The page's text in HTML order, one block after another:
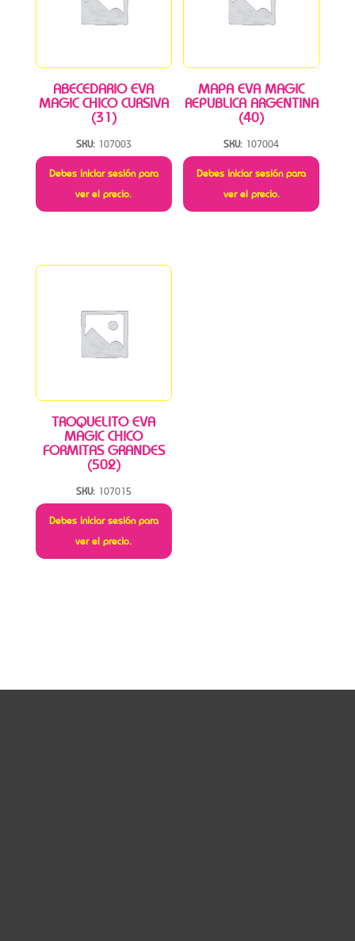
ABECEDARIO EVA
MAGIC CHICO CURSIVA
(31)
SKU: 107003
Debes iniciar sesión para
ver el precio.
MAPA EVA MAGIC
REPUBLICA ARGENTINA
(40)
SKU: 107004
Debes iniciar sesión para
ver el precio.
TROQUELITO EVA
MAGIC CHICO
FORMITAS GRANDES
(502)
SKU: 107015
Debes iniciar sesión para
ver el precio.